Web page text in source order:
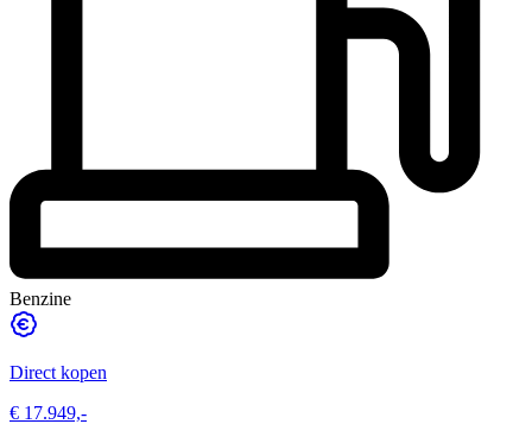
Benzine
Direct kopen
€ 17.949,-